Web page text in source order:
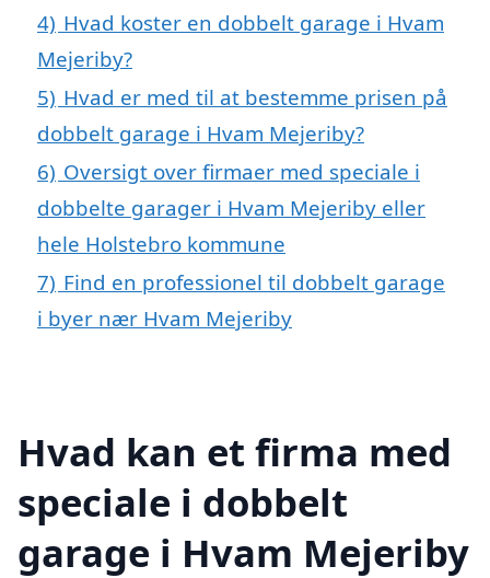
4) Hvad koster en dobbelt garage i Hvam
Mejeriby?
5) Hvad er med til at bestemme prisen på
dobbelt garage i Hvam Mejeriby?
6) Oversigt over firmaer med speciale i
dobbelte garager i Hvam Mejeriby eller
hele Holstebro kommune
7) Find en professionel til dobbelt garage
i byer nær Hvam Mejeriby
Hvad kan et firma med
speciale i dobbelt
garage i Hvam Mejeriby